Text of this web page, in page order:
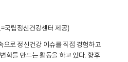
국립정신건강센터 제공)
으로 정신건강 이슈를 직접 경험하고
화를 만드는 활동을 하고 있다. 향후